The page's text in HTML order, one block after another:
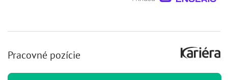
Pracovné pozície